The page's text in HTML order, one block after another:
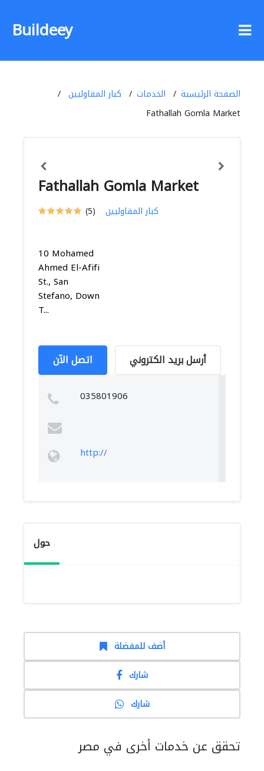
Buildeey
الصفحة الرئيسية الخدمات
كبار المقاوليين
Fathallah Gomla Market
Fathallah Gomla Market
(5) كبار المقاوليين
10 Mohamed
Ahmed El-Afifi
St., San
Stefano, Down
T...
اتصل الآن أرسل بريد الكتروني
035801906
http://
حول
أضف للمفضلة
شارك
شارك
تحقق عن خدمات أخرى في مصر